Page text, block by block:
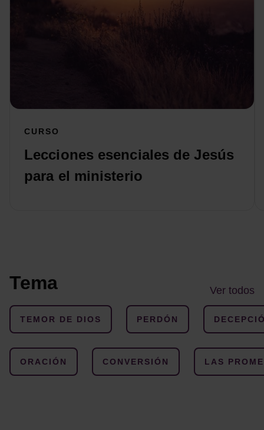
CURSO
Lecciones esenciales de Jesús
para el ministerio
Tema Ver todos
TEMOR DE DIOS PERDÓN
ORACIÓN CONVERSIÓN LAS